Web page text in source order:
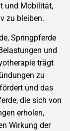
und Mobilität,
zu bleiben.
Springpferde
und
trägt
zu
und das
die sich von
erholen,
Wirkung der